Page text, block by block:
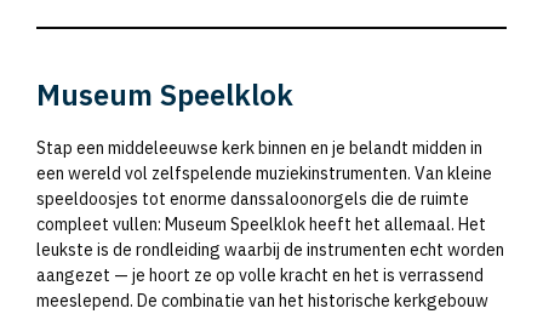
Museum Speelklok
Stap een middeleeuwse kerk binnen en je belandt midden in
een wereld vol zelfspelende muziekinstrumenten. Van kleine
speeldoosjes tot enorme danssaloonorgels die de ruimte
compleet vullen: Museum Speelklok heeft het allemaal. Het
leukste is de rondleiding waarbij de instrumenten echt worden
aangezet — je hoort ze op volle kracht en het is verrassend
meeslepend. De combinatie van het historische kerkgebouw